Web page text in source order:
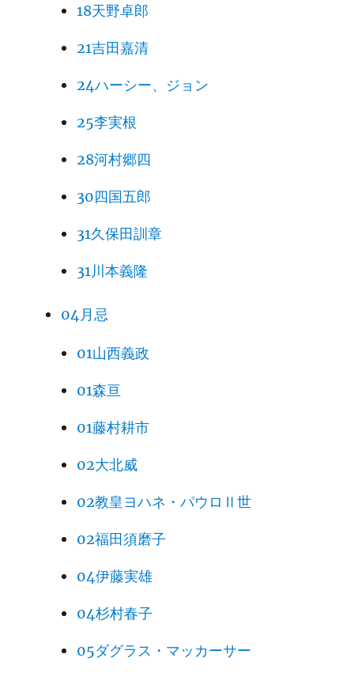
18天野卓郎
21吉田嘉清
24ハーシー、ジョン
25李実根
28河村郷四
30四国五郎
31久保田訓章
31川本義隆
04月忌
01山西義政
01森亘
01藤村耕市
02大北威
02教皇ヨハネ・パウロⅡ世
02福田須磨子
04伊藤実雄
04杉村春子
05ダグラス・マッカーサー